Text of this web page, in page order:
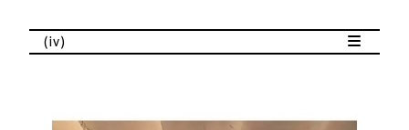
(iv)